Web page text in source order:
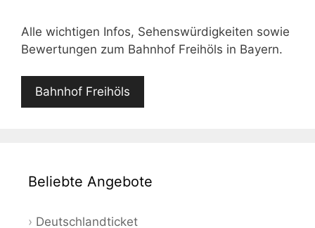
Alle wichtigen Infos, Sehenswürdigkeiten sowie
Bewertungen zum Bahnhof Freihöls in Bayern.
Bahnhof Freihöls
Beliebte Angebote
Deutschlandticket